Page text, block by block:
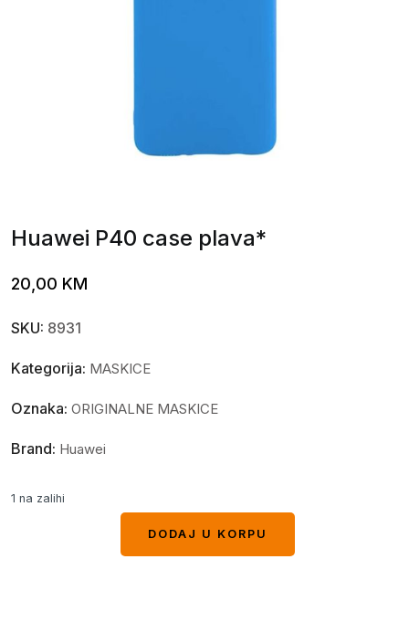
Huawei P40 case plava*
20,00 KM
SKU: 8931
Kategorija: MASKICE
Oznaka: ORIGINALNE MASKICE
Brand: Huawei
1 na zalihi
DODAJ U KORPU